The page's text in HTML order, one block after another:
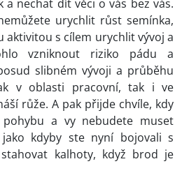
a nechat dít věci o vás bez vás.
urychlit růst semínka,
aktivitou s cílem urychlit vývoj a
vzniknout riziko pádu a
slibném vývoji a průběhu
v oblasti pracovní, tak i ve
růže. A pak přijde chvíle, kdy
a vy nebudete muset
kdyby ste nyní bojovali s
kalhoty, když brod je